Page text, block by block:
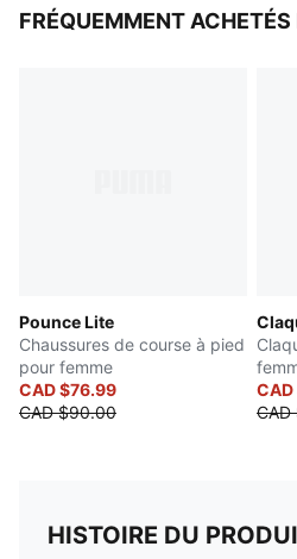
FRÉQUEMMENT ACHETÉS
Pounce Lite
Chaussures de course à pied
pour femme
CAD $76.99
CAD $90.00
HISTOIRE DU